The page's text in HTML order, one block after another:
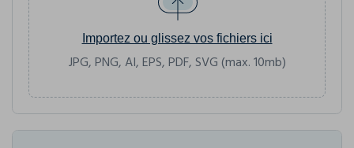
Importez ou glissez vos fichiers ici
JPG, PNG, AI, EPS, PDF, SVG (max. 10mb)